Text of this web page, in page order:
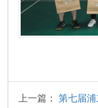
上一篇： 第七届